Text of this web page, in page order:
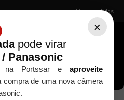
×
pode virar
Panasonic
na Portssar e aproveite
de uma nova câmera
Meus pedidos